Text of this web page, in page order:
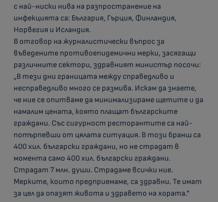
с най-ниски нива на разпространение на
инфекцията са: България, Гърция, Финландия,
Норвегия и Исландия.
В отговор на журналистически въпрос за
въведените противоепидемични мерки, засягащи
различните сектори, здравният министър посочи:
„В тези дни границата между справедливо и
несправедливо много се размива. Искам да знаете,
че ние се опитваме да минимализираме щетите и да
намалим цената, която плащат българските
граждани. Със сигурност ресторантите са най-
потърпевши от цялата ситуация. В този бранш са
400 хил. български граждани, но не страдат в
момента само 400 хил. български граждани.
Страдат 7 млн. души. Страдаме всички ние.
Мерките, които предприемаме, са здравни. Те имат
за цел да опазят живота и здравето на хората.“